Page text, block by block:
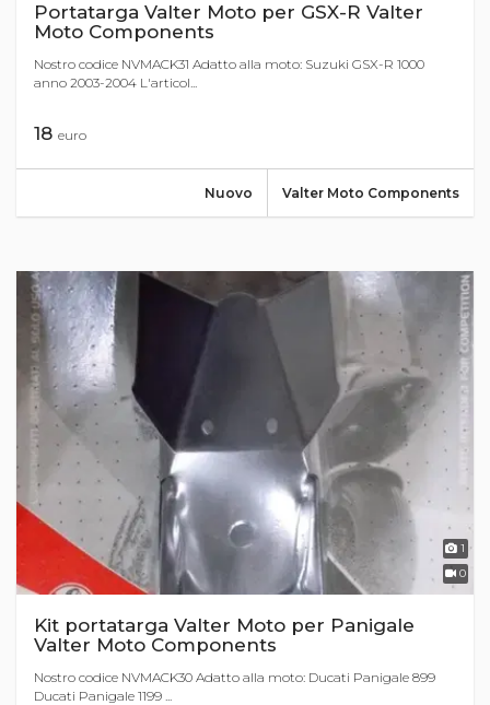
Portatarga Valter Moto per GSX-R Valter
Moto Components
Nostro codice NVMACK31 Adatto alla moto: Suzuki GSX-R 1000
anno 2003-2004 L'articol...
18 euro
Valter Moto Components
Nuovo
1
0
Kit portatarga Valter Moto per Panigale
Valter Moto Components
Nostro codice NVMACK30 Adatto alla moto: Ducati Panigale 899
Ducati Panigale 1199 ...